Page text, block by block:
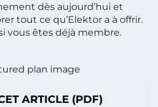
dès aujourd’hui et
tout ce qu’Elektor a à offrir.
vous êtes déjà membre.
ARTICLE (PDF)